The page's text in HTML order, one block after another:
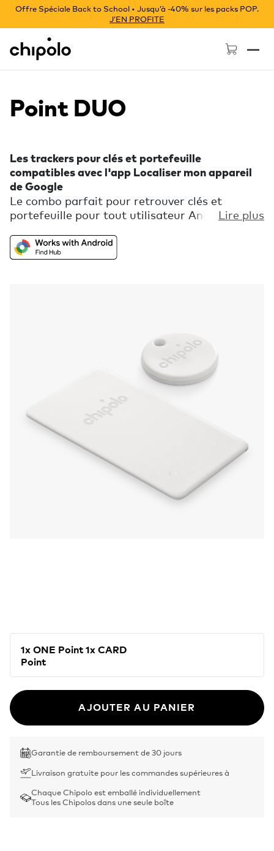
Offre Spéciale Back to School • Jusqu’à -40% sur les packs POP.
J’EN PROFITE
Chipolo - Home page
Point DUO
Les trackers pour clés et portefeuille
compatibles avec l'app Localiser mon appareil
de Google
Le combo parfait pour retrouver clés et
portefeuille pour tout utilisateur Android.
voir leur emplacement grâce aux millions
d'appareils Android faisant partie du réseau
Lire plus
1x ONE Point 1x CARD
Point
AJOUTER AU PANIER
Garantie de remboursement de 30 jours
Livraison gratuite pour les commandes supérieures à
Chaque Chipolo est emballé individuellement
Tous les Chipolos dans une seule boîte